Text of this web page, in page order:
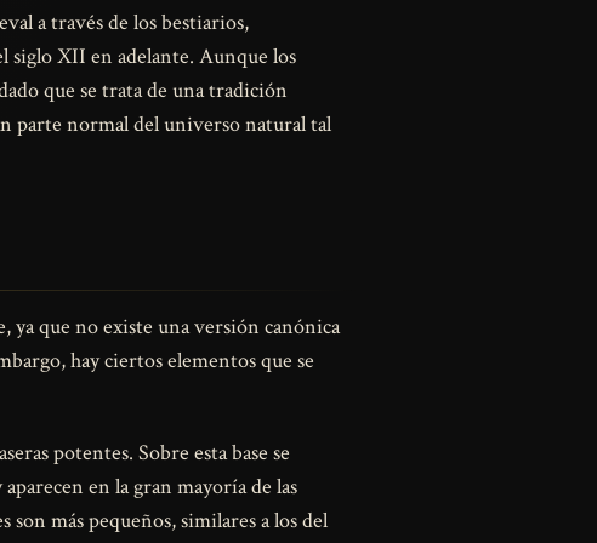
a través de los bestiarios,
siglo XII en adelante. Aunque los
que se trata de una tradición
parte normal del universo natural tal
que no existe una versión canónica
hay ciertos elementos que se
potentes. Sobre esta base se
en la gran mayoría de las
más pequeños, similares a los del